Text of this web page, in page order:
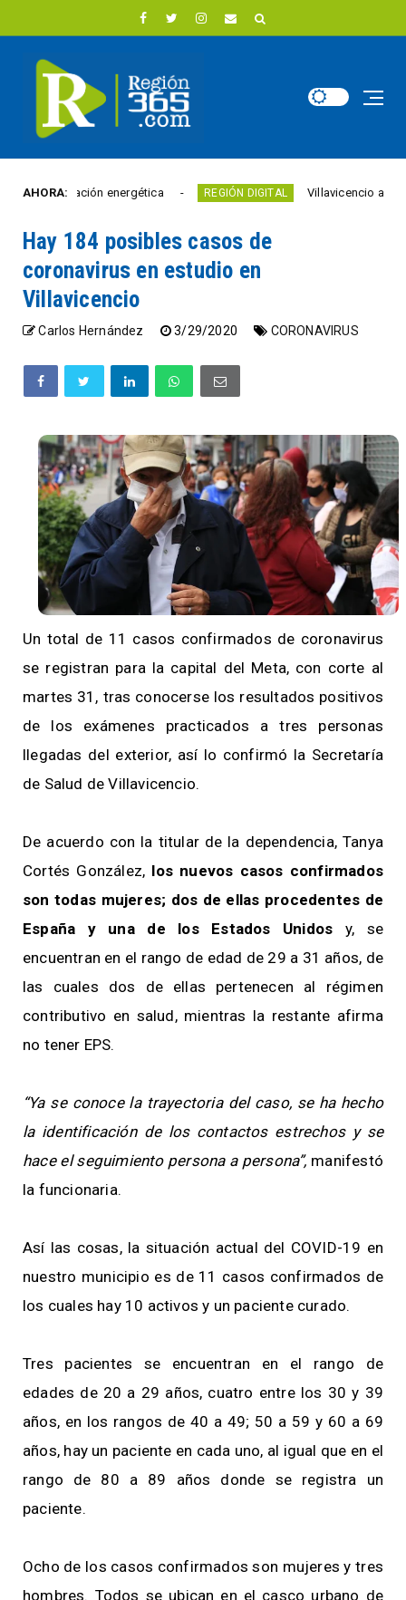
AHORA:energética REGIÓN DIGITAL Villavicencio abrió un
Hay 184 posibles casos de
coronavirus en estudio en
Villavicencio
Carlos Hernández 3/29/2020 CORONAVIRUS
Un total de 11 casos confirmados de coronavirus
se registran para la capital del Meta, con corte al
martes 31, tras conocerse los resultados positivos
de los exámenes practicados a tres personas
llegadas del exterior, así lo confirmó la Secretaría
de Salud de Villavicencio.
De acuerdo con la titular de la dependencia, Tanya
Cortés González, los nuevos casos confirmados
son todas mujeres; dos de ellas procedentes de
España y una de los Estados Unidos y, se
encuentran en el rango de edad de 29 a 31 años, de
las cuales dos de ellas pertenecen al régimen
contributivo en salud, mientras la restante afirma
no tener EPS.
“Ya se conoce la trayectoria del caso, se ha hecho
la identificación de los contactos estrechos y se
hace el seguimiento persona a persona”, manifestó
la funcionaria.
Así las cosas, la situación actual del COVID-19 en
nuestro municipio es de 11 casos confirmados de
los cuales hay 10 activos y un paciente curado.
Tres pacientes se encuentran en el rango de
edades de 20 a 29 años, cuatro entre los 30 y 39
años, en los rangos de 40 a 49; 50 a 59 y 60 a 69
años, hay un paciente en cada uno, al igual que en el
rango de 80 a 89 años donde se registra un
paciente.
Ocho de los casos confirmados son mujeres y tres
hombres. Todos se ubican en el casco urbano de